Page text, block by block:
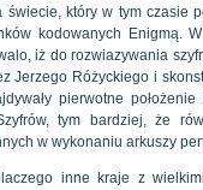
świecie, który w tym
kodowanych Enigmą.
iż do rozwiazywania
Jerzego Różyckiego i
pierwotne
tym bardziej, że
w wykonaniu arkuszy
inne kraje z